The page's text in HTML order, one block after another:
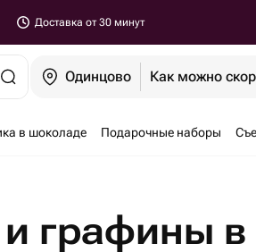
Доставка от 30 минут
Одинцово Как можно
в шоколаде Подарочные наборы
графины в